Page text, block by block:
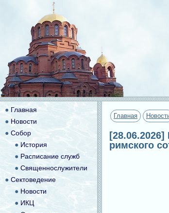
Главная
римского
● Главная
● Новости
● Собор
● История
● Расписание служб
● Священнослужители
● Сектоведение
● Новости
●ИКЦ